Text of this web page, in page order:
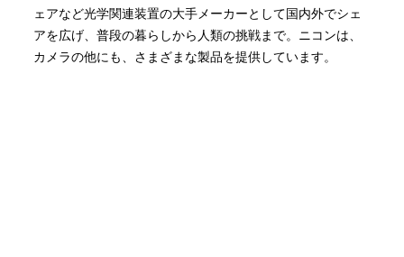
ェアなど光学関連装置の大手メーカーとして国内外でシェ
アを広げ、普段の暮らしから人類の挑戦まで。ニコンは、
カメラの他にも、さまざまな製品を提供しています。